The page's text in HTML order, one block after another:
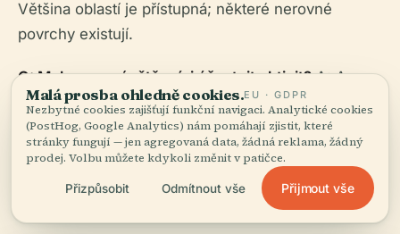
Většina oblastí je přístupná; některé nerovné
povrchy existují.
Q: Mohou se návštěvníci účastnit aktivit?A: Ano,
zejména v neděli a během festivalů.
Q: Je povoleno fotografování?A: Povoleno venku;
požádejte o povolení pro fotografování uvnitř nebo
během obřadu.
Malá prosba ohledně cookies.EU · GDPR
Nezbytné cookies zajišťují funkční navigaci. Analytické cookies
(PostHog, Google Analytics) nám pomáhají zjistit, které
stránky fungují — jen agregovaná data, žádná reklama, žádný
prodej. Volbu můžete kdykoli změnit v patičce.
Přizpůsobit Odmítnout vše Přijmout vše